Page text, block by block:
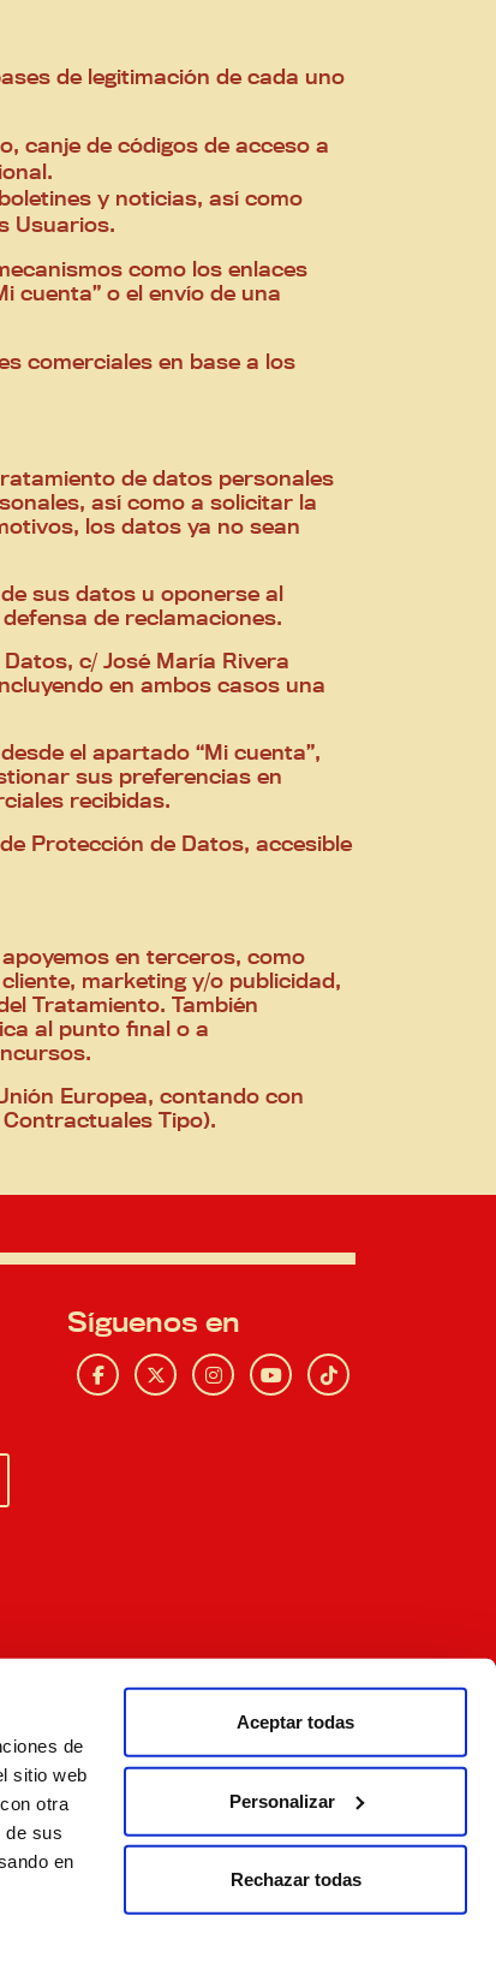
de
sitio web
otra
de sus
en
Aceptar todas
Personalizar
Rechazar todas
de legitimación de cada uno
canje de códigos de acceso a
y noticias, así como
Usuarios.
como los enlaces
cuenta” o el envío de una
comerciales en base a los
de datos personales
así como a solicitar la
los datos ya no sean
sus datos u oponerse al
de reclamaciones.
c/ José María Rivera
en ambos casos una
el apartado “Mi cuenta”,
sus preferencias en
recibidas.
Protección de Datos, accesible
en terceros, como
marketing y/o publicidad,
Tratamiento. También
al punto final o a
Europea, contando con
Tipo).
Síguenos en
Mundo
Galicia
Lupia
Corporación
Hijos de Rivera